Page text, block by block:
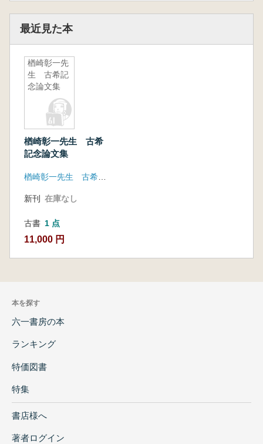
最近見た本
楢崎彰一先
生 古希記
念論文集
楢崎彰一先生 古希
記念論文集
新刊 在庫なし
古書 1 点
11,000 円
本を探す
六一書房の本
ランキング
特価図書
特集
書店様へ
著者ログイン